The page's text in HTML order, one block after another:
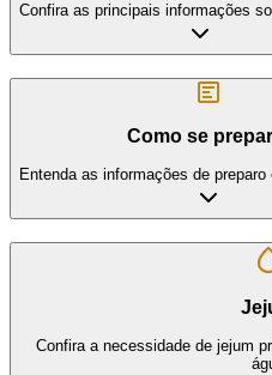
Confira as principais informações
Como se
Entenda as informações de
Confira a necessidade de jejum